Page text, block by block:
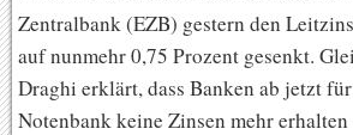
Zentralbank (EZB) gestern den
auf nunmehr 0,75 Prozent gesenkt.
Draghi erklärt, dass Banken ab jetzt
Notenbank keine Zinsen mehr